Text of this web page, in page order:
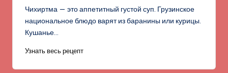
Чихиртма — это аппетитный густой суп. Грузинское
национальное блюдо варят из баранины или курицы.
Кушанье…
Узнать весь рецепт